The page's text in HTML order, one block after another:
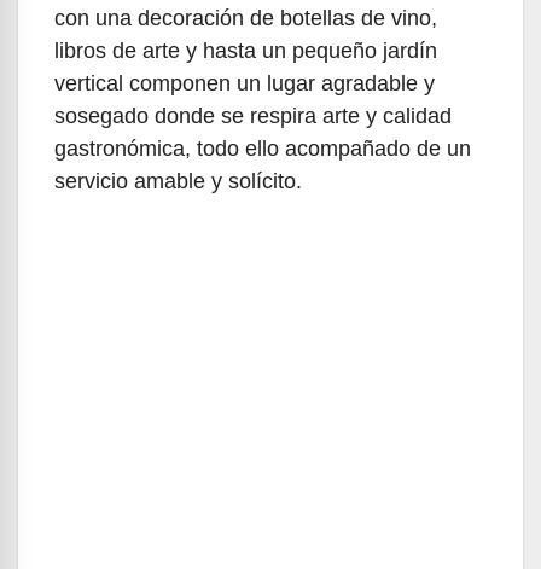
con una decoración de botellas de vino,
libros de arte y hasta un pequeño jardín
vertical componen un lugar agradable y
sosegado donde se respira arte y calidad
gastronómica, todo ello acompañado de un
servicio amable y solícito.